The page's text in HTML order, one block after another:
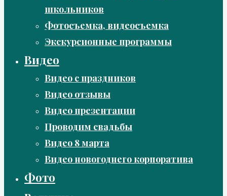
школьников
Фотосъемка, видеосъемка
Экскурсионные программы
Видео
Видео с праздников
Видео отзывы
Видео презентации
Проводим свадьбы
Видео 8 марта
Видео новогоднего корпоратива
Фото